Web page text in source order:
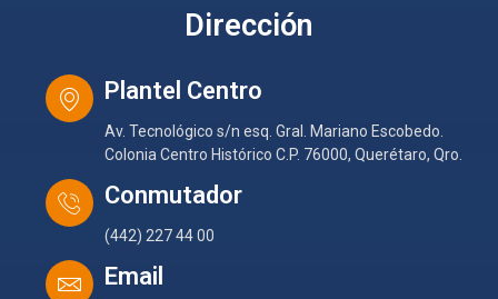
Dirección
Plantel Centro
Av. Tecnológico s/n esq. Gral. Mariano Escobedo.
Colonia Centro Histórico C.P. 76000, Querétaro, Qro.
Conmutador
(442) 227 44 00
Email